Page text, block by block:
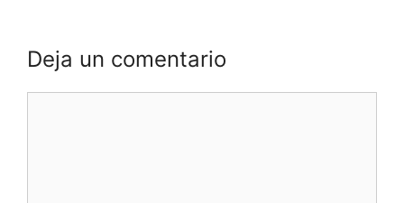
Deja un comentario